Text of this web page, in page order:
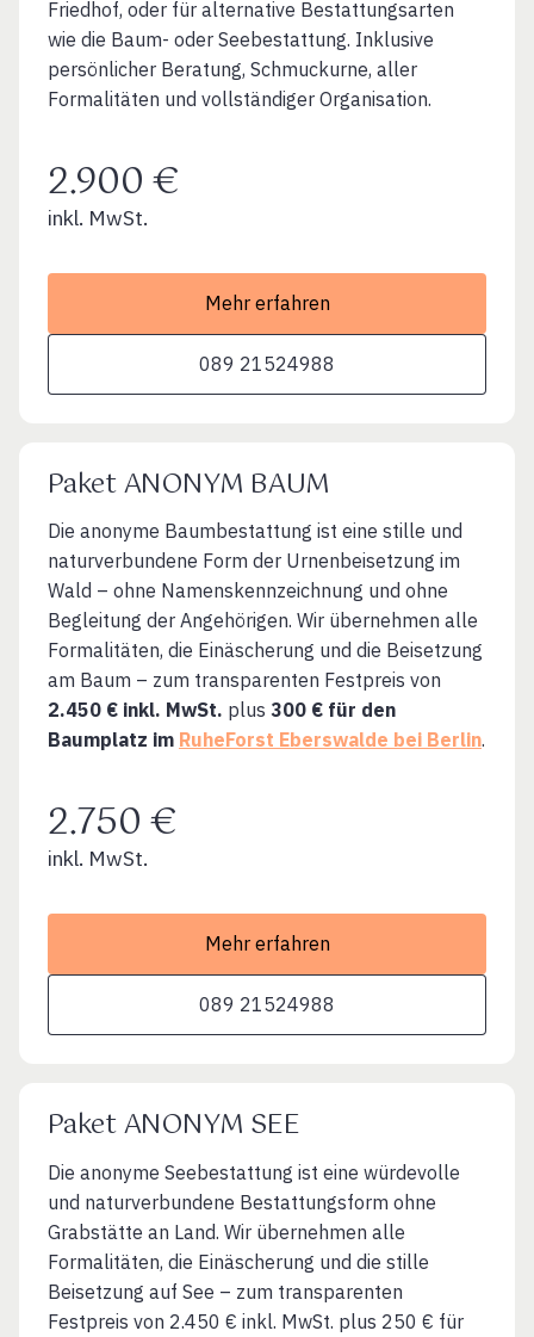
Friedhof, oder für alternative Bestattungsarten
wie die Baum- oder Seebestattung. Inklusive
persönlicher Beratung, Schmuckurne, aller
Formalitäten und vollständiger Organisation.
2.900 €
inkl. MwSt.
Mehr erfahren
089 21524988
Paket ANONYM BAUM
Die anonyme Baumbestattung ist eine stille und
naturverbundene Form der Urnenbeisetzung im
Wald – ohne Namenskennzeichnung und ohne
Begleitung der Angehörigen. Wir übernehmen alle
Formalitäten, die Einäscherung und die Beisetzung
am Baum – zum transparenten Festpreis von
2.450 € inkl. MwSt. plus 300 € für den
Baumplatz im RuheForst Eberswalde bei Berlin.
2.750 €
inkl. MwSt.
Mehr erfahren
089 21524988
Paket ANONYM SEE
Die anonyme Seebestattung ist eine würdevolle
und naturverbundene Bestattungsform ohne
Grabstätte an Land. Wir übernehmen alle
Formalitäten, die Einäscherung und die stille
Beisetzung auf See – zum transparenten
Festpreis von 2.450 € inkl. MwSt. plus 250 € für